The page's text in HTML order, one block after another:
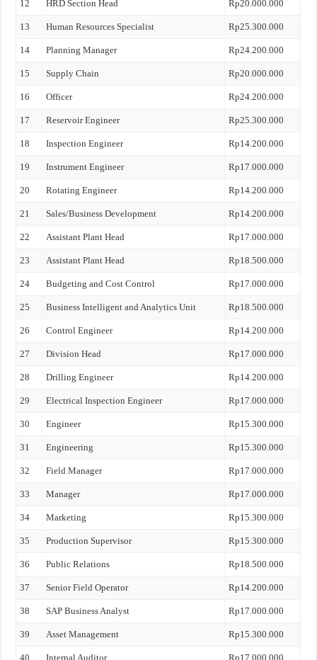
12 HRD Section Head Rp20.000.000
13 Human Resources Specialist Rp25.300.000
14 Planning Manager Rp24.200.000
15 Supply Chain Rp20.000.000
16 Officer Rp24.200.000
17 Reservoir Engineer Rp25.300.000
18 Inspection Engineer Rp14.200.000
19 Instrument Engineer Rp17.000.000
20 Rotating Engineer Rp14.200.000
21 Sales/Business Development Rp14.200.000
22 Assistant Plant Head Rp17.000.000
23 Assistant Plant Head Rp18.500.000
24 Budgeting and Cost Control Rp17.000.000
25 Business Intelligent and Analytics Unit Rp18.500.000
26 Control Engineer Rp14.200.000
27 Division Head Rp17.000.000
28 Drilling Engineer Rp14.200.000
29 Electrical Inspection Engineer Rp17.000.000
30 Engineer Rp15.300.000
31 Engineering Rp15.300.000
32 Field Manager Rp17.000.000
33 Manager Rp17.000.000
34 Marketing Rp15.300.000
35 Production Supervisor Rp15.300.000
36 Public Relations Rp18.500.000
37 Senior Field Operator Rp14.200.000
38 SAP Business Analyst Rp17.000.000
39 Asset Management Rp15.300.000
40 Internal Auditor Rp17.000.000